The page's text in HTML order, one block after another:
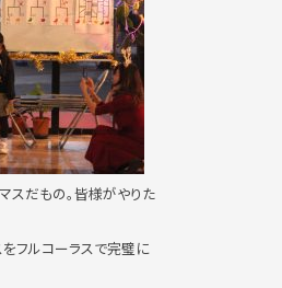
スだもの。皆様がやりた
フルコーラスで完璧に